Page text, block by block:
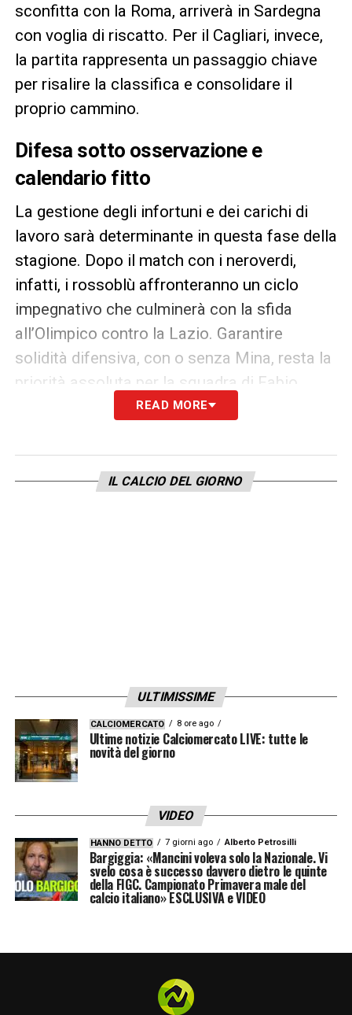
sconfitta con la Roma, arriverà in Sardegna
con voglia di riscatto. Per il Cagliari, invece,
la partita rappresenta un passaggio chiave
per risalire la classifica e consolidare il
proprio cammino.
Difesa sotto osservazione e
calendario fitto
La gestione degli infortuni e dei carichi di
lavoro sarà determinante in questa fase della
stagione. Dopo il match con i neroverdi,
infatti, i rossoblù affronteranno un ciclo
impegnativo che culminerà con la sfida
all’Olimpico contro la Lazio. Garantire
solidità difensiva, con o senza Mina, resta la
priorità assoluta per la squadra di Fabio
2025/2026: date, giornate, risultati,
READ MORE
IL CALCIO DEL GIORNO
ULTIMISSIME
CALCIOMERCATO 8 ore ago
Ultime notizie Calciomercato LIVE: tutte le
novità del giorno
VIDEO
HANNO DETTO 7 giorni ago Alberto Petrosilli
Bargiggia: «Mancini voleva solo la Nazionale. Vi
svelo cosa è successo davvero dietro le quinte
della FIGC. Campionato Primavera male del
calcio italiano» ESCLUSIVA e VIDEO